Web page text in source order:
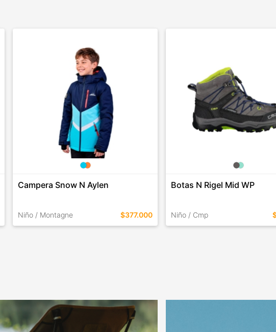
Campera Snow N Aylen
Niño / Montagne $377.000
Botas N Rigel Mid WP
Niño / Cmp